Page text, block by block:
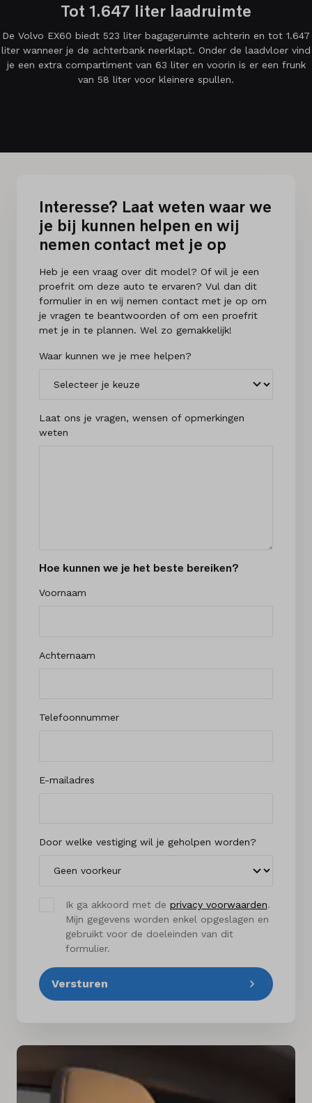
Tot 1.647 liter laadruimte
De Volvo EX60 biedt 523 liter bagageruimte achterin en tot 1.647
liter wanneer je de achterbank neerklapt. Onder de laadvloer vind
je een extra compartiment van 63 liter en voorin is er een frunk
van 58 liter voor kleinere spullen.
Interesse? Laat weten waar we
je bij kunnen helpen en wij
nemen contact met je op
Heb je een vraag over dit model? Of wil je een
proefrit om deze auto te ervaren? Vul dan dit
formulier in en wij nemen contact met je op om
je vragen te beantwoorden of om een proefrit
met je in te plannen. Wel zo gemakkelijk!
Waar kunnen we je mee helpen?
Laat ons je vragen, wensen of opmerkingen
weten
Hoe kunnen we je het beste bereiken?
Voornaam
Achternaam
Telefoonnummer
E-mailadres
Door welke vestiging wil je geholpen worden?
Ik ga akkoord met de privacy voorwaarden.
Mijn gegevens worden enkel opgeslagen en
gebruikt voor de doeleinden van dit
formulier.
Versturen